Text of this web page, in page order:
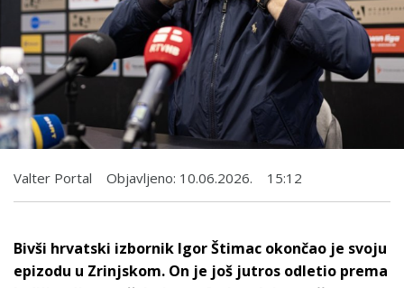
Valter Portal Objavljeno: 10.06.2026. 15:12
Bivši hrvatski izbornik Igor Štimac okončao je svoju
epizodu u Zrinjskom. On je još jutros odletio prema